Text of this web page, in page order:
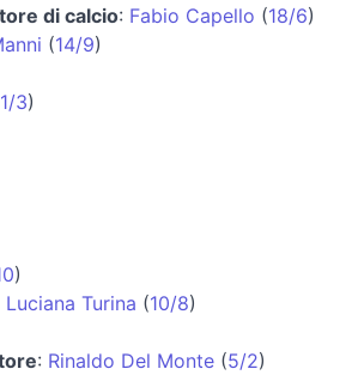
di calcio: Fabio Capello (18/6)
(14/9)
3)
)
Luciana Turina (10/8)
: Rinaldo Del Monte (5/2)